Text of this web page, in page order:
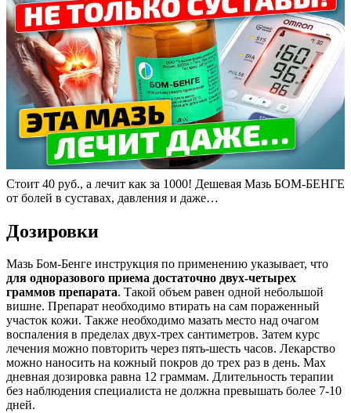
Стоит 40 руб., а лечит как за 1000! Дешевая Мазь БОМ-БЕНГЕ
от болей в суставах, давления и даже…
Дозировки
Мазь Бом-Бенге инструкция по применению указывает, что
для одноразового приема достаточно двух-четырех
граммов препарата. Такой объем равен одной небольшой
вишне. Препарат необходимо втирать на сам пораженный
участок кожи. Также необходимо мазать место над очагом
воспаления в пределах двух-трех сантиметров. Затем курс
лечения можно повторить через пять-шесть часов. Лекарство
можно наносить на кожный покров до трех раз в день. Max
дневная дозировка равна 12 граммам. Длительность терапии
без наблюдения специалиста не должна превышать более 7-10
дней.